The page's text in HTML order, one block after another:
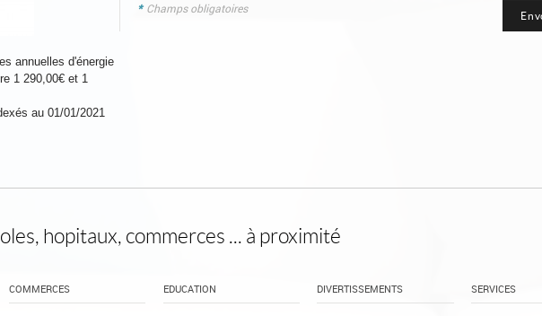
annuelles d'énergie
1 290,00€ et 1
au 01/01/2021
* Champs obligatoires
hopitaux, commerces ... à proximité
COMMERCES EDUCATION DIVERTISSEMENTS SERVICES